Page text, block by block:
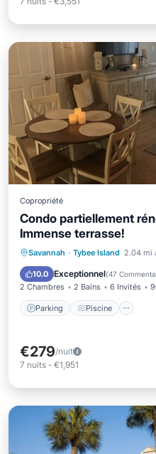
Copropriété
Condo partiellement
Immense terrasse!
Savannah · Tybee Island 2.04 mi
10.0 Exceptionnel(47
2 Chambres 2 Bains 6 Invités
Parking Piscine
Parking Piscine
Balcon/Terrasse
€279/nuit
7 nuits - €1,951